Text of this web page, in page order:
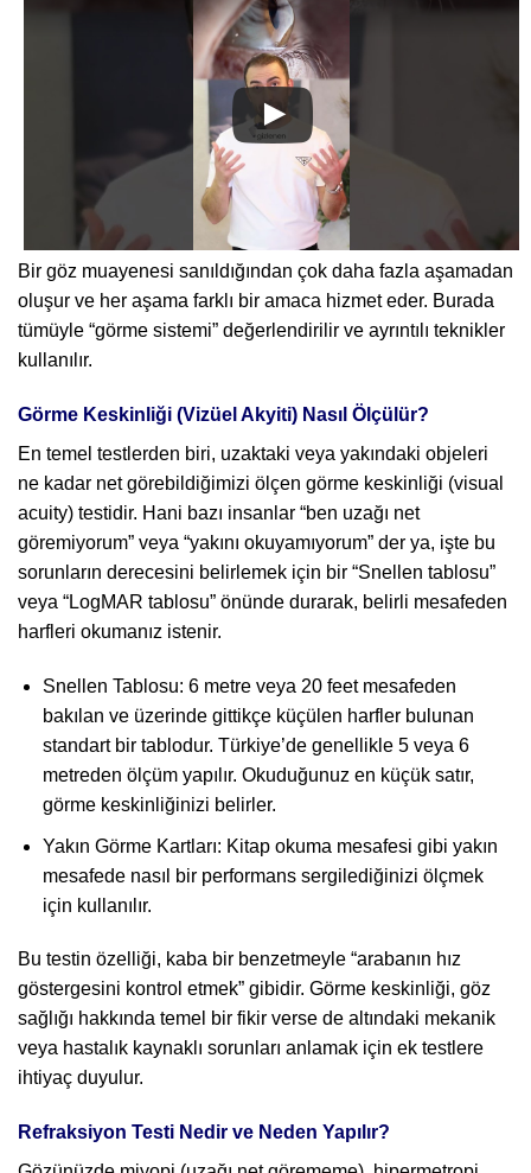
Bir göz muayenesi sanıldığından çok daha fazla aşamadan
oluşur ve her aşama farklı bir amaca hizmet eder. Burada
tümüyle “görme sistemi” değerlendirilir ve ayrıntılı teknikler
kullanılır.
Görme Keskinliği (Vizüel Akyiti) Nasıl Ölçülür?
En temel testlerden biri, uzaktaki veya yakındaki objeleri
ne kadar net görebildiğimizi ölçen görme keskinliği (visual
acuity) testidir. Hani bazı insanlar “ben uzağı net
göremiyorum” veya “yakını okuyamıyorum” der ya, işte bu
sorunların derecesini belirlemek için bir “Snellen tablosu”
veya “LogMAR tablosu” önünde durarak, belirli mesafeden
harfleri okumanız istenir.
Snellen Tablosu: 6 metre veya 20 feet mesafeden
bakılan ve üzerinde gittikçe küçülen harfler bulunan
standart bir tablodur. Türkiye’de genellikle 5 veya 6
metreden ölçüm yapılır. Okuduğunuz en küçük satır,
görme keskinliğinizi belirler.
Yakın Görme Kartları: Kitap okuma mesafesi gibi yakın
mesafede nasıl bir performans sergilediğinizi ölçmek
için kullanılır.
Bu testin özelliği, kaba bir benzetmeyle “arabanın hız
göstergesini kontrol etmek” gibidir. Görme keskinliği, göz
sağlığı hakkında temel bir fikir verse de altındaki mekanik
veya hastalık kaynaklı sorunları anlamak için ek testlere
ihtiyaç duyulur.
Refraksiyon Testi Nedir ve Neden Yapılır?